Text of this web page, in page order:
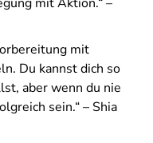
mit
Du kannst dich so
aber wenn du nie
sein.“ – Shia